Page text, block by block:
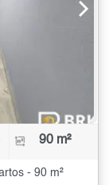
90 m²
- 90 m²